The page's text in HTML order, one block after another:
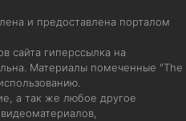
и предоставлена порталом
сайта гиперссылка на
Материалы помеченные "The
а так же любое другое